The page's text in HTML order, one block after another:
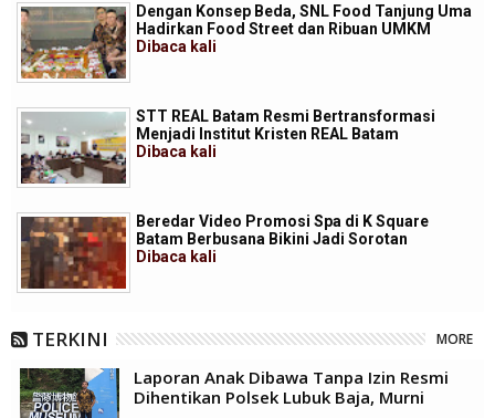
Dengan Konsep Beda, SNL Food Tanjung Uma
Hadirkan Food Street dan Ribuan UMKM
Dibaca kali
STT REAL Batam Resmi Bertransformasi
Menjadi Institut Kristen REAL Batam
Dibaca kali
Beredar Video Promosi Spa di K Square
Batam Berbusana Bikini Jadi Sorotan
Dibaca kali
TERKINI MORE
Laporan Anak Dibawa Tanpa Izin Resmi
Dihentikan Polsek Lubuk Baja, Murni